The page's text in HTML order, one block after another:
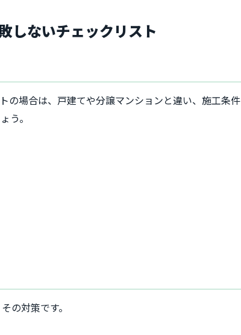
しないチェックリスト
の場合は、戸建てや分譲マンションと違い、施工条件
う。
の対策です。